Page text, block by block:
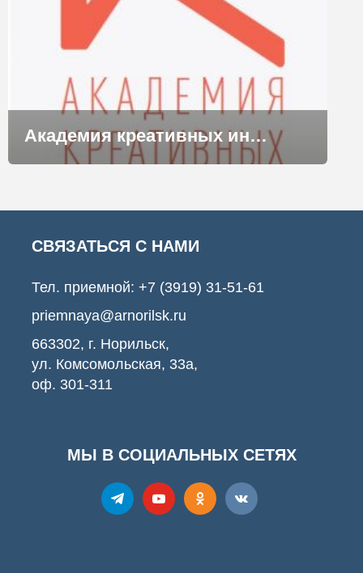
Академия креативных индустрий объявляет короткие каникулы
СВЯЗАТЬСЯ С НАМИ
Тел. приемной: +7 (3919) 31-51-61
priemnaya@arnorilsk.ru
663302, г. Норильск,
ул. Комсомольская, 33а,
оф. 301-311
МЫ В СОЦИАЛЬНЫХ СЕТЯХ